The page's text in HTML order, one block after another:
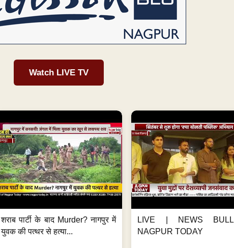
Watch LIVE TV
शराब पार्टी के बाद Murder? नागपुर में
युवक की पत्थर से हत्या...
LIVE | NEWS
NAGPUR TODAY